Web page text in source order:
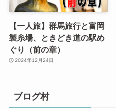
【一人旅】群馬旅行と富岡
製糸場、ときどき道の駅め
ぐり（前の章）
2024年12月24日
ブログ村